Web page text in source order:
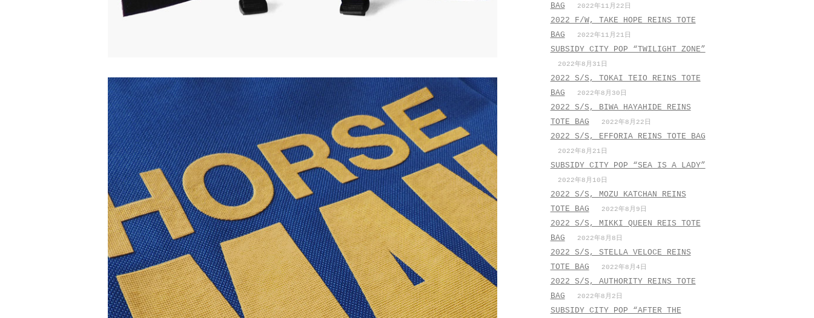
BAG
2022年11月22日
2022 F/W, TAKE HOPE REINS TOTE
BAG
2022年11月21日
SUBSIDY CITY POP “TWILIGHT ZONE”
2022年8月31日
2022 S/S, TOKAI TEIO REINS TOTE
BAG
2022年8月30日
2022 S/S, BIWA HAYAHIDE REINS
TOTE BAG
2022年8月22日
2022 S/S, EFFORIA REINS TOTE BAG
2022年8月21日
SUBSIDY CITY POP “SEA IS A LADY”
2022年8月10日
2022 S/S, MOZU KATCHAN REINS
TOTE BAG
2022年8月9日
2022 S/S, MIKKI QUEEN REIS TOTE
BAG
2022年8月8日
2022 S/S, STELLA VELOCE REINS
TOTE BAG
2022年8月4日
2022 S/S, AUTHORITY REINS TOTE
BAG
2022年8月2日
SUBSIDY CITY POP “AFTER THE